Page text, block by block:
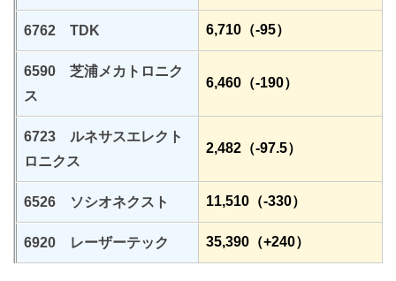
6762 TDK 6,710（-95）
6590 芝浦メカトロニク
ス
6,460（-190）
6723 ルネサスエレクト
ロニクス
2,482（-97.5）
6526 ソシオネクスト 11,510（-330）
6920 レーザーテック 35,390（+240）